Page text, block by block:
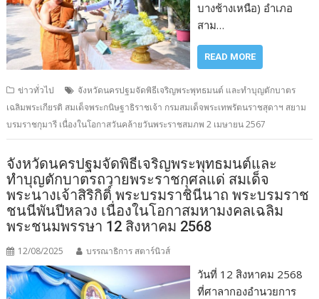
บางช้างเหนือ) อำเภอ
สาม…
READ MORE
ข่าวทั่วไป
จังหวัดนครปฐมจัดพิธีเจริญพระพุทธมนต์ และทำบุญตักบาตร
เฉลิมพระเกียรติ สมเด็จพระกนิษฐาธิราชเจ้า กรมสมเด็จพระเทพรัตนราชสุดาฯ สยาม
บรมราชกุมารี เนื่องในโอกาสวันคล้ายวันพระราชสมภพ 2 เมษายน 2567
จังหวัดนครปฐมจัดพิธีเจริญพระพุทธมนต์และ
ทำบุญตักบาตรถวายพระราชกุศลแด่ สมเด็จ
พระนางเจ้าสิริกิติ์ พระบรมราชินีนาถ พระบรมราช
ชนนีพันปีหลวง เนื่องในโอกาสมหามงคลเฉลิม
พระชนมพรรษา 12 สิงหาคม 2568
12/08/2025 บรรณาธิการ สตาร์นิวส์
วันที่ 12 สิงหาคม 2568
ที่ศาลากองอำนวยการ